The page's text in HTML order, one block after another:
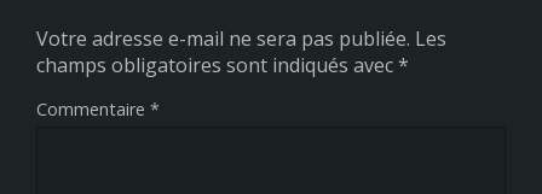
Votre adresse e-mail ne sera pas publiée. Les
champs obligatoires sont indiqués avec*
Commentaire *